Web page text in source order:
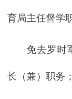
育局主任督学
免去罗时
长（兼）职务；